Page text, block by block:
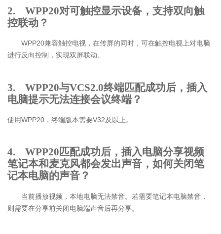
2. WPP20对可触控显示设备，支持双向触
控联动？
WPP20兼容触控电视，在传屏的同时，可在触控电视上对电脑
进行反向控制，实现双屏联动。
3. WPP20与VCS2.0终端匹配成功后，插入
电脑提示无法连接会议终端？
使用WPP20，终端版本需要V32及以上。
4. WPP20匹配成功后，插入电脑分享视频
笔记本和麦克风都会发出声音，如何关闭笔
记本电脑的声音？
当前播放视频，本地电脑无法禁音。若需要笔记本电脑禁音，
则需要在分享前关闭电脑端声音后再分享。